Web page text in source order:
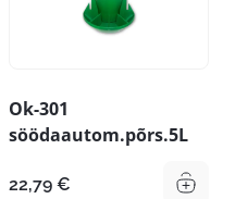
Ok-301
söödaautom.põrs.5L
22,79 €